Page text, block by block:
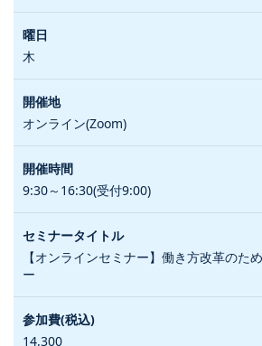
木
オンライン(Zoom)
9:30～16:30(受付9:00)
【オンラインセミナー】働き方改革のた
ー
14,300